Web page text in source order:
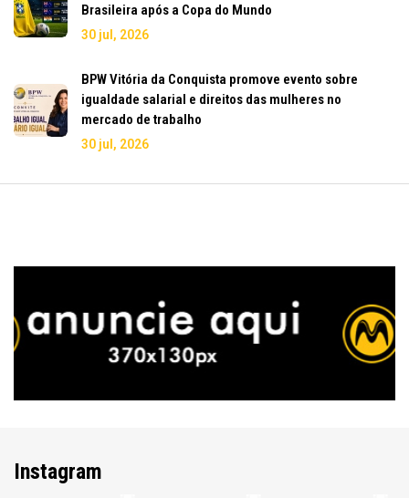
Brasileira após a Copa do Mundo
30 jul, 2026
BPW Vitória da Conquista promove evento sobre
igualdade salarial e direitos das mulheres no
mercado de trabalho
30 jul, 2026
Instagram